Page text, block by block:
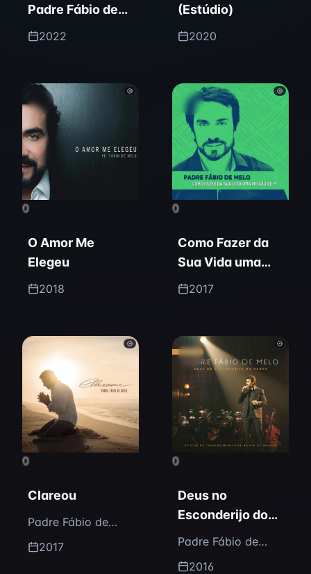
Padre Fábio de
Melo
2022
(Estúdio)
2020
0
O Amor Me
Elegeu
2018
0
Como Fazer da
Sua Vida uma
Missão de Fé
2017
0
Clareou
Padre Fábio de
Melo
2017
0
Deus no
Esconderijo do
Verso (Ao Vivo)
Padre Fábio de
Melo
2016